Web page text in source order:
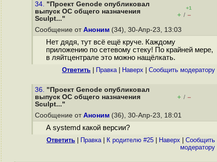
34. "Проект Genode опубликовал
выпуск ОС общего назначения
Sculpt..."
+1
+ / –
Сообщение от Аноним (34), 30-Апр-23, 13:03
Нет дядя, тут всё ещё круче. Каждому
приложению по сетевому стеку! По крайней мере,
в ляйтцентрале это можно нащёлкать.
Ответить Правка| Наверх Cообщить модератору
36. "Проект Genode опубликовал
выпуск ОС общего назначения
Sculpt..."
+ / –
Сообщение от Аноним (36), 30-Апр-23, 18:01
А systemd какой версии?
Ответить Правка| К родителю #25 Наверх
Cообщить
модератору